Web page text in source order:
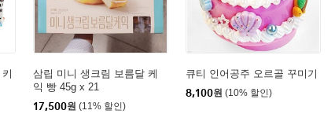
삼립 미니 생크림 보름달 케
익 빵 45g x 21
17,500원 (11% 할인)
큐티 인어공주 오르골 꾸미기
8,100원 (10% 할인)